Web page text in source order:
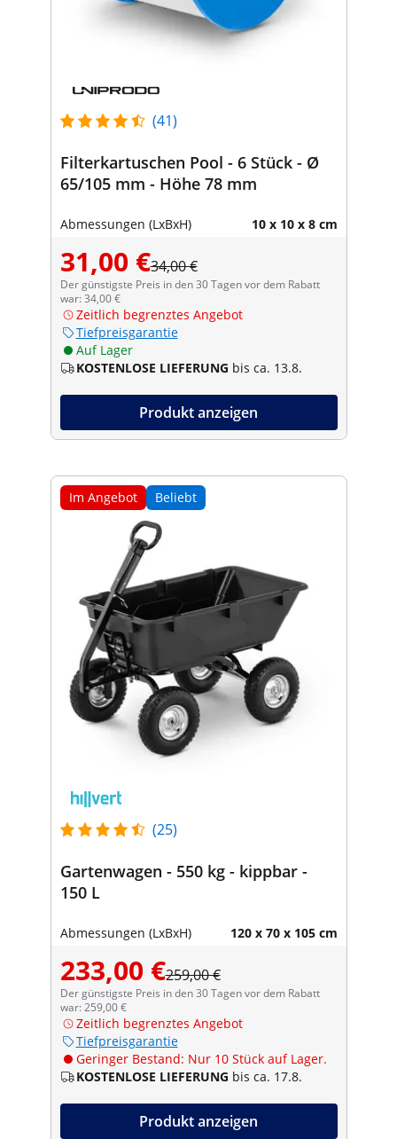
(41)
Filterkartuschen Pool - 6 Stück - Ø
65/105 mm - Höhe 78 mm
Abmessungen (LxBxH) 10 x 10 x 8 cm
31,00 €34,00 €
Der günstigste Preis in den 30 Tagen vor dem Rabatt
war: 34,00 €
Zeitlich begrenztes Angebot
Tiefpreisgarantie
Auf Lager
KOSTENLOSE LIEFERUNG bis ca. 13.8.
Produkt anzeigen
Im Angebot Beliebt
(25)
Gartenwagen - 550 kg - kippbar -
150 L
Abmessungen (LxBxH) 120 x 70 x 105 cm
233,00 €259,00 €
Der günstigste Preis in den 30 Tagen vor dem Rabatt
war: 259,00 €
Zeitlich begrenztes Angebot
Tiefpreisgarantie
Geringer Bestand: Nur 10 Stück auf Lager.
KOSTENLOSE LIEFERUNG bis ca. 17.8.
Produkt anzeigen